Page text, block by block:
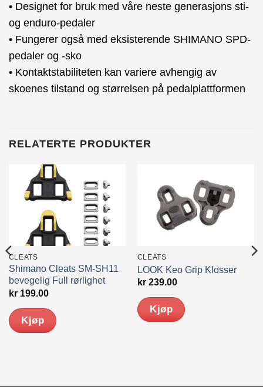
• Designet for bruk med våre neste generasjons sti-
og enduro-pedaler
• Fungerer også med eksisterende SHIMANO SPD-
pedaler og -sko
• Kontaktstabiliteten kan variere avhengig av
skoenes tilstand og størrelsen på pedalplattformen
RELATERTE PRODUKTER
CLEATS
Shimano Cleats SM-SH11
bevegelig Full rørlighet
kr199.00
Kjøp
CLEATS
LOOK Keo Grip Klosser
kr239.00
Kjøp